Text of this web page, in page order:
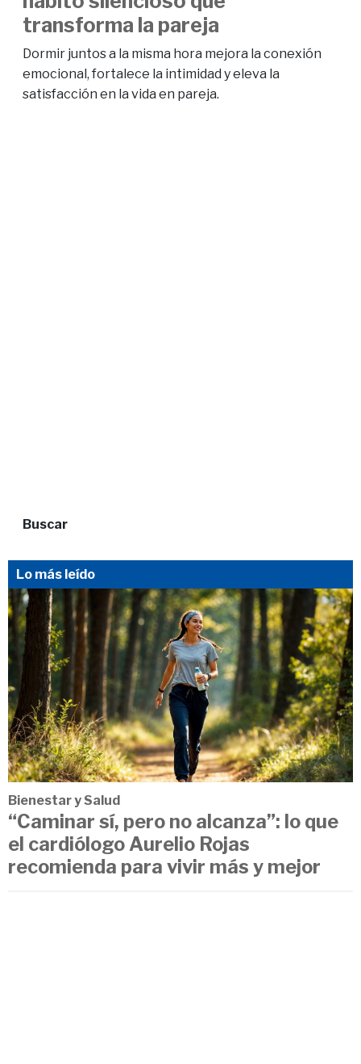
transforma la pareja
Dormir juntos a la misma hora mejora la conexión
emocional, fortalece la intimidad y eleva la
satisfacción en la vida en pareja.
Buscar
Lo más leído
Bienestar y Salud
“Caminar sí, pero no alcanza”: lo que
el cardiólogo Aurelio Rojas
recomienda para vivir más y mejor